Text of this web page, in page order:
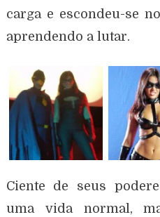
carga e escondeu-se
aprendendo a lutar.
Ciente de seus
uma vida normal,